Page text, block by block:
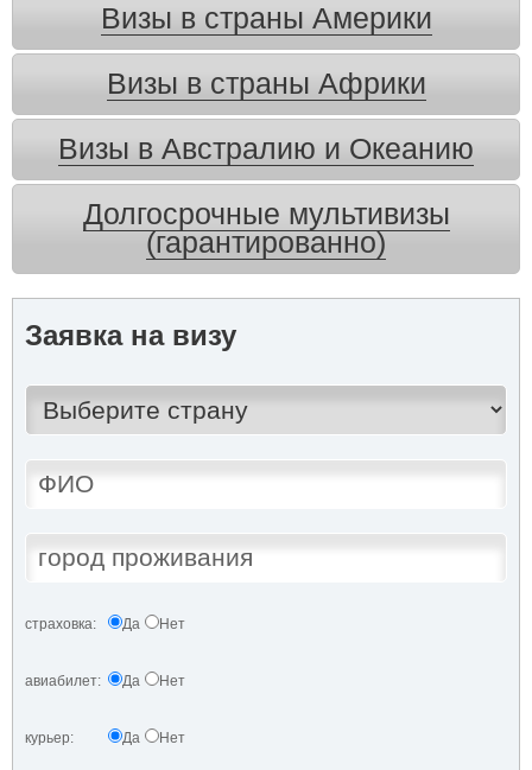
Визы в страны Америки
Визы в страны Африки
Визы в Австралию и Океанию
Долгосрочные мультивизы
(гарантированно)
Заявка на визу
страховка: Да Нет
авиабилет: Да Нет
курьер: Да Нет